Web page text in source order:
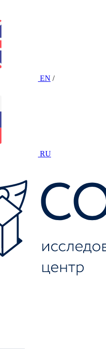
EN /
RU